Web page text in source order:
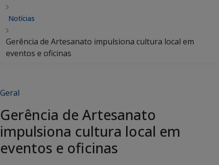
Notícias
Gerência de Artesanato impulsiona cultura local em
eventos e oficinas
Geral
Gerência de Artesanato
impulsiona cultura local em
eventos e oficinas